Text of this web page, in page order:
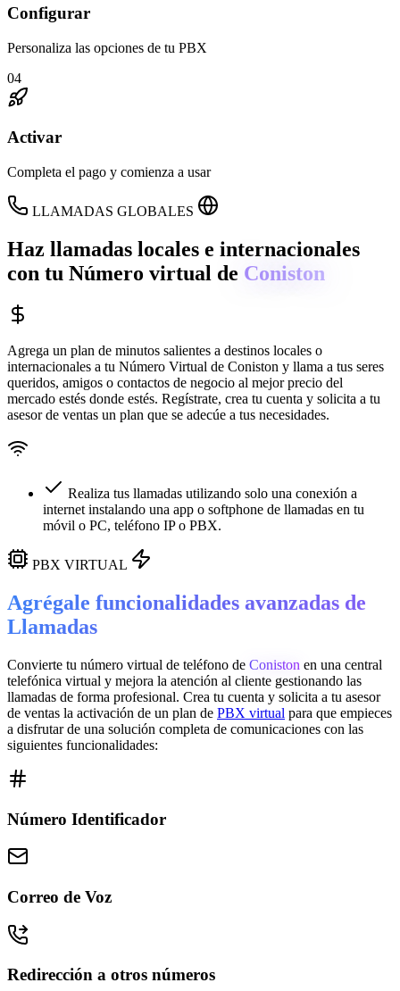
Configurar
Personaliza las opciones de tu PBX
04
Activar
Completa el pago y comienza a usar
LLAMADAS GLOBALES
Haz llamadas locales e internacionales
con tu Número virtual de Coniston
Agrega un plan de minutos salientes a destinos locales o
internacionales a tu Número Virtual de Coniston y llama a tus seres
queridos, amigos o contactos de negocio al mejor precio del
mercado estés donde estés. Regístrate, crea tu cuenta y solicita a tu
asesor de ventas un plan que se adecúe a tus necesidades.
Realiza tus llamadas utilizando solo una conexión a
internet instalando una app o softphone de llamadas en tu
móvil o PC, teléfono IP o PBX.
PBX VIRTUAL
Agrégale funcionalidades avanzadas de
Llamadas
Convierte tu número virtual de teléfono de Coniston en una central
telefónica virtual y mejora la atención al cliente gestionando las
llamadas de forma profesional. Crea tu cuenta y solicita a tu asesor
de ventas la activación de un plan de PBX virtual para que empieces
a disfrutar de una solución completa de comunicaciones con las
siguientes funcionalidades:
Número Identificador
Correo de Voz
Redirección a otros números